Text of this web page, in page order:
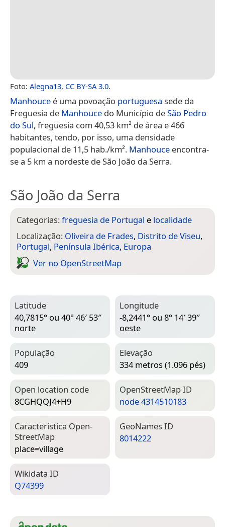
Foto: Alegna13, CC BY-SA 3.0.
Manhouce é uma povoação portuguesa sede da
Freguesia de Manhouce do Município deSão Pedro
do Sul, freguesia com 40,53 km² de área e 466
habitantes, tendo, por isso, uma densidade
populacional de 11,5 hab./km². Manhouce encontra-
se a 5 km a nordeste de São João da Serra.
São João da Serra
Categorias:freguesia de Portugal e localidade
Localização: Oliveira de Frades, Distrito de Viseu,
Portugal, Península Ibérica, Europa
Ver no Open­Street­Map
Latitude
40,7815° ou 40° 46′ 53″
norte
Longitude
-8,2441° ou 8° 14′ 39″
oeste
População
409
Elevação
334 metros (1.096 pés)
Open location code
8CGHQQJ4+H9
Open­Street­Map ID
node 4314510183
Característica Open­
Street­Map
place=­village
Geo­Names ID
8014222
Wiki­data ID
Q74399